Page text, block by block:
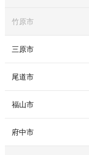
竹原市
三原市
尾道市
福山市
府中市